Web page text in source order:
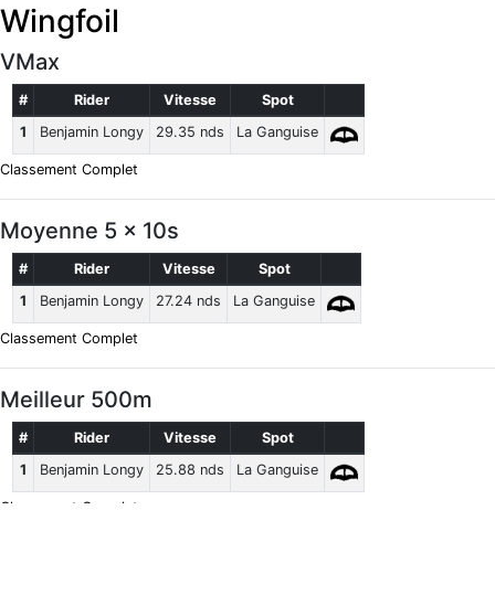
Wingfoil
VMax
# Rider Vitesse
Spot
1
Benjamin Longy 29.35 nds La Ganguise
Classement Complet
Moyenne 5 x 10s
# Rider Vitesse
Spot
1
Benjamin Longy 27.24 nds La Ganguise
Classement Complet
Meilleur 500m
# Rider Vitesse
Spot
1
Benjamin Longy 25.88 nds La Ganguise
Classement Complet